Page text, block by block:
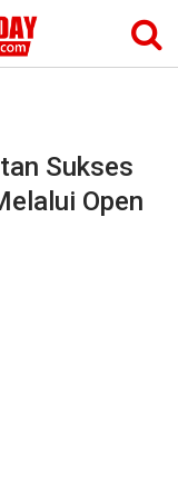
Sukses
Open